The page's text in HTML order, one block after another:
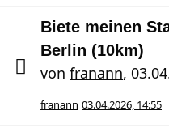
Biete meinen
Berlin (10km)
von franann,
franann 03.04.2026, 14:55